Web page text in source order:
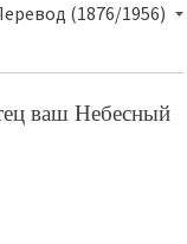
(1876/1956)
ваш Небесный